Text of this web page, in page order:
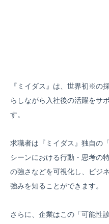
『ミイダス』は、世界初※の
らしながら入社後の活躍をサ
す。
求職者は『ミイダス』独自の
シーンにおける行動・思考の
の強さなどを可視化し、ビジ
強みを知ることができます。
さらに、企業はこの「可能性